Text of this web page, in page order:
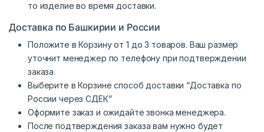
то изделие во время доставки.
Доставка по Башкирии и России
Положите в Корзину от 1 до 3 товаров. Ваш размер
уточнит менеджер по телефону при подтверждении
заказа.
Выберите в Корзине способ доставки “Доставка по
России через СДЕК”
Оформите заказ и ожидайте звонка менеджера.
После подтверждения заказа вам нужно будет